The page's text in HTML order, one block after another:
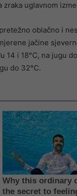
uglavnom
oblačno i
jačine
14 i 18°C, na jugu
do 32°C.